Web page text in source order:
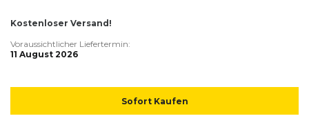
Kostenloser Versand!
Voraussichtlicher Liefertermin:
11 August 2026
Sofort Kaufen